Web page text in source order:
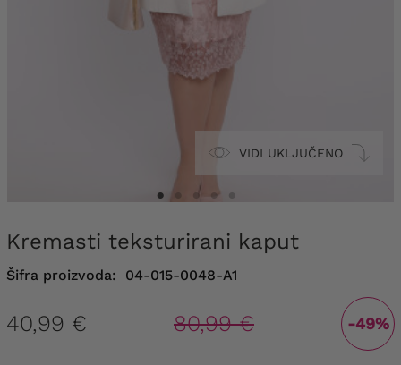
VIDI UKLJUČENO
Kremasti teksturirani kaput
Šifra proizvoda: 04-015-0048-A1
40,99 € 80,99 € -49%